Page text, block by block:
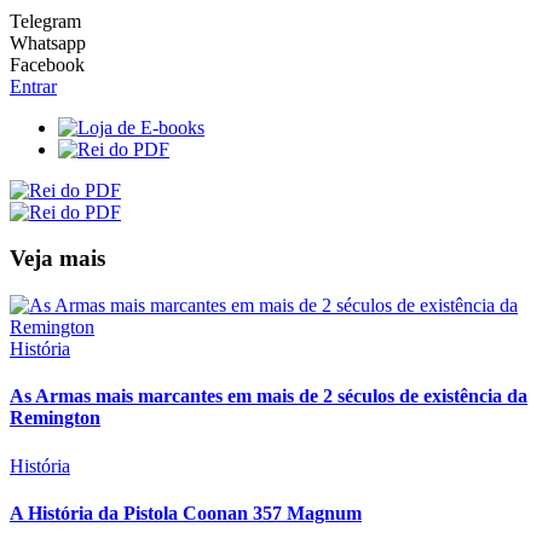
Telegram
Whatsapp
Facebook
Entrar
Veja mais
História
As Armas mais marcantes em mais de 2 séculos de existência da
Remington
História
A História da Pistola Coonan 357 Magnum